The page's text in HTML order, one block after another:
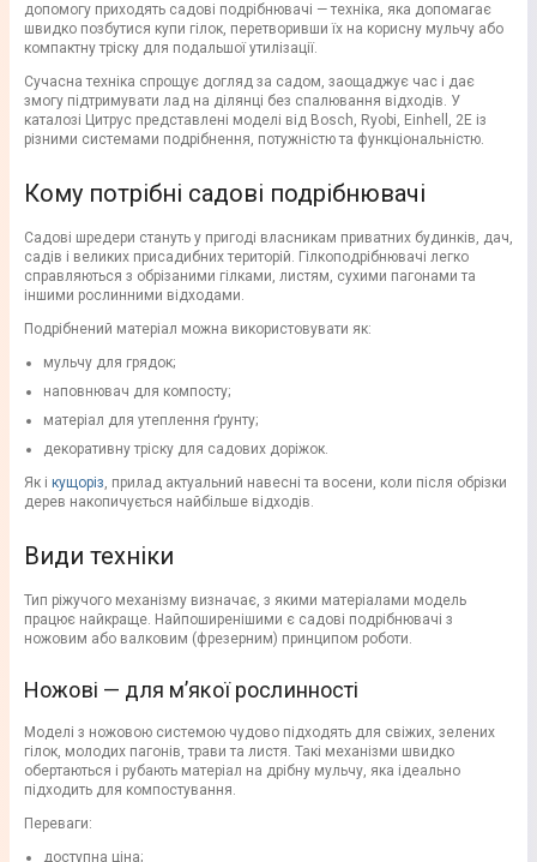
допомогу приходять садові подрібнювачі — техніка, яка допомагає
швидко позбутися купи гілок, перетворивши їх на корисну мульчу або
компактну тріску для подальшої утилізації.
Сучасна техніка спрощує догляд за садом, заощаджує час і дає
змогу підтримувати лад на ділянці без спалювання відходів. У
каталозі Цитрус представлені моделі від Bosch, Ryobi, Einhell, 2E із
різними системами подрібнення, потужністю та функціональністю.
Кому потрібні садові подрібнювачі
Садові шредери стануть у пригоді власникам приватних будинків, дач,
садів і великих присадибних територій. Гілкоподрібнювачі легко
справляються з обрізаними гілками, листям, сухими пагонами та
іншими рослинними відходами.
Подрібнений матеріал можна використовувати як:
мульчу для грядок;
наповнювач для компосту;
матеріал для утеплення ґрунту;
декоративну тріску для садових доріжок.
Як і кущоріз, прилад актуальний навесні та восени, коли після обрізки
дерев накопичується найбільше відходів.
Види техніки
Тип ріжучого механізму визначає, з якими матеріалами модель
працює найкраще. Найпоширенішими є садові подрібнювачі з
ножовим або валковим (фрезерним) принципом роботи.
Ножові — для м’якої рослинності
Моделі з ножовою системою чудово підходять для свіжих, зелених
гілок, молодих пагонів, трави та листя. Такі механізми швидко
обертаються і рубають матеріал на дрібну мульчу, яка ідеально
підходить для компостування.
Переваги:
доступна ціна;